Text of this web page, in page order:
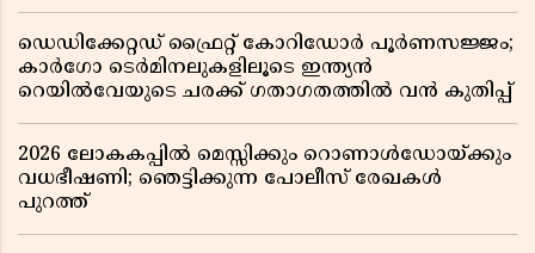
ഡെഡിക്കേറ്റഡ് ഫ്രൈറ്റ് കോറിഡോർ പൂർണസജ്ജം;
കാർഗോ ടെർമിനലുകളിലൂടെ ഇന്ത്യൻ
റെയിൽവേയുടെ ചരക്ക് ഗതാഗതത്തിൽ വൻ കുതിപ്പ്
2026 ലോകകപ്പിൽ മെസ്സിക്കും റൊണാൾഡോയ്ക്കും
വധഭീഷണി; ഞെട്ടിക്കുന്ന പോലീസ് രേഖകൾ
പുറത്ത്